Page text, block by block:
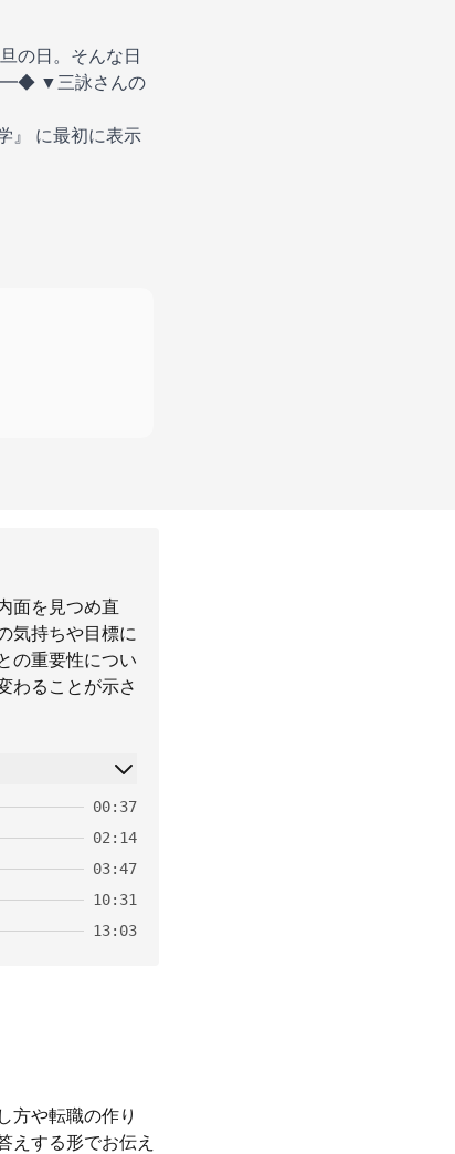
の日。そんな日
▼三詠さんの
』
に最初に表示
面を見つめ直
気持ちや目標に
の重要性につい
わることが示さ
00:37
02:14
03:47
10:31
13:03
方や転職の作り
えする形でお伝え